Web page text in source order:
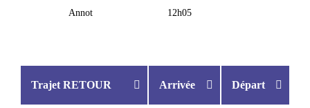
Annot 12h05
Trajet RETOUR Arrivée Départ